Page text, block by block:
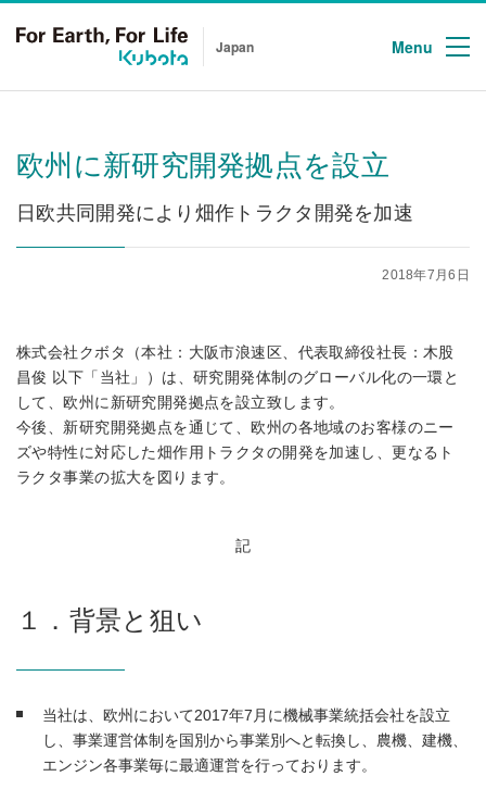
Japan Menu
欧州に新研究開発拠点を設立
日欧共同開発により畑作トラクタ開発を加速
2018年7月6日
株式会社クボタ（本社：大阪市浪速区、代表取締役社長：木股
昌俊 以下「当社」）は、研究開発体制のグローバル化の一環と
して、欧州に新研究開発拠点を設立致します。
今後、新研究開発拠点を通じて、欧州の各地域のお客様のニー
ズや特性に対応した畑作用トラクタの開発を加速し、更なるト
ラクタ事業の拡大を図ります。
記
１．背景と狙い
当社は、欧州において2017年7月に機械事業統括会社を設立
し、事業運営体制を国別から事業別へと転換し、農機、建機、
エンジン各事業毎に最適運営を行っております。